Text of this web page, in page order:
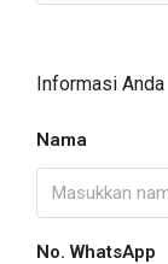
Informasi Anda
Nama
No. WhatsApp